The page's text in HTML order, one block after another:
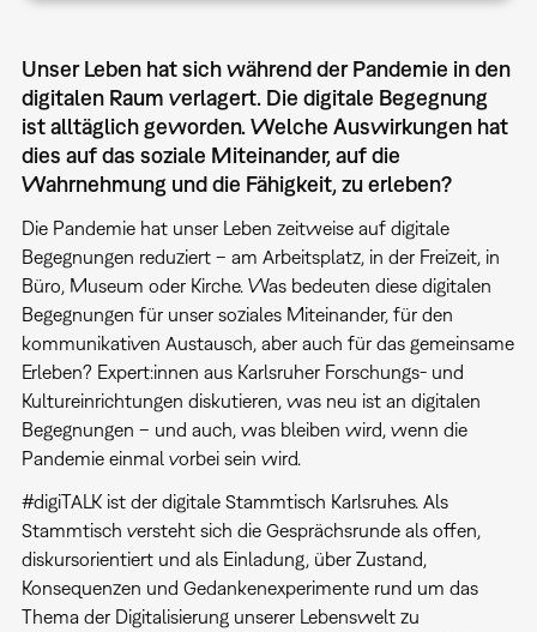
Unser Leben hat sich während der Pandemie in den
digitalen Raum verlagert. Die digitale Begegnung
ist alltäglich geworden. Welche Auswirkungen hat
dies auf das soziale Miteinander, auf die
Wahrnehmung und die Fähigkeit, zu erleben?
Die Pandemie hat unser Leben zeitweise auf digitale
Begegnungen reduziert – am Arbeitsplatz, in der Freizeit, in
Büro, Museum oder Kirche. Was bedeuten diese digitalen
Begegnungen für unser soziales Miteinander, für den
kommunikativen Austausch, aber auch für das gemeinsame
Erleben? Expert:innen aus Karlsruher Forschungs- und
Kultureinrichtungen diskutieren, was neu ist an digitalen
Begegnungen – und auch, was bleiben wird, wenn die
Pandemie einmal vorbei sein wird.
#digiTALK ist der digitale Stammtisch Karlsruhes. Als
Stammtisch versteht sich die Gesprächsrunde als offen,
diskursorientiert und als Einladung, über Zustand,
Konsequenzen und Gedankenexperimente rund um das
Thema der Digitalisierung unserer Lebenswelt zu